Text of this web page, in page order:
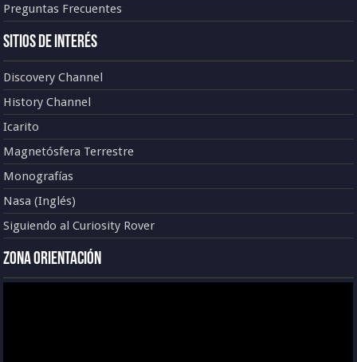
Preguntas Frecuentes
Sitios de Interés
Discovery Channel
History Channel
Icarito
Magnetósfera Terrestre
Monografías
Nasa (Inglés)
Siguiendo al Curiosity Rover
Zona Orientación